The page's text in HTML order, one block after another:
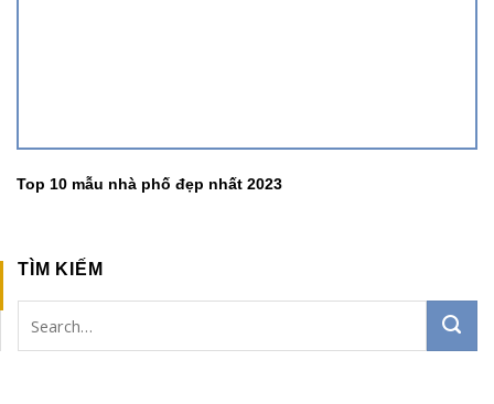
Top 10 mẫu nhà phố đẹp nhất 2023
TÌM KIẾM